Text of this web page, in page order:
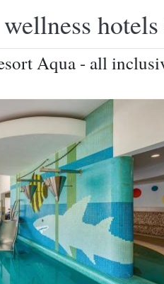
Aqua - all